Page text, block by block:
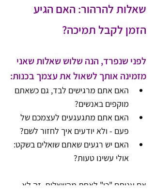
שאלות להרהור: האם הגיע
הזמן לקבל תמיכה?
לפני שנפרד, הנה שלוש שאלות שאני
מזמינה אותך לשאול את עצמך בכנות:
האם אתם מרגישים לבד, גם כשאתם
מוקפים באנשים?
האם אתם מתגעגעים לעצמכם של
פעם - ולא יודעים איך לחזור לשם?
האם יש רגעים שאתם שואלים בשקט:
אולי עשינו טעות?
אם עניתם "כן" לאחת מהשאלות, זה לא